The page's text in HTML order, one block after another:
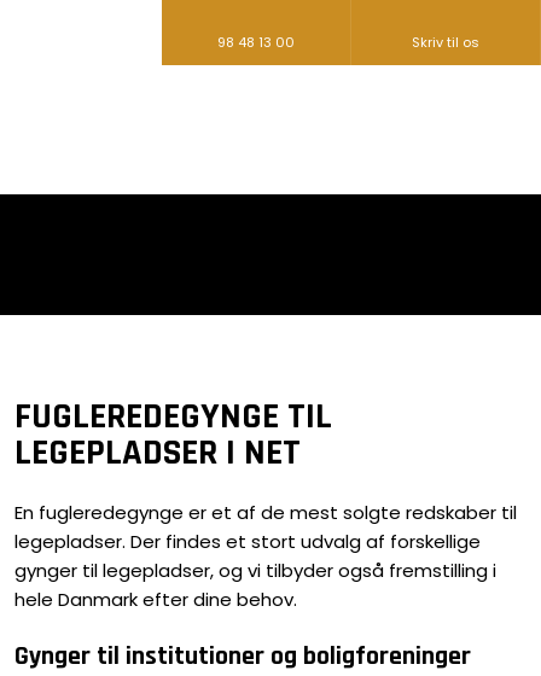
98 48 13 00 Skriv til os​
FUGLEREDEGYNGE TIL
LEGEPLADSER I NET​
En fugleredegynge er et af de mest solgte redskaber til
legepladser. Der findes et stort udvalg af forskellige
gynger til legepladser, og vi tilbyder også fremstilling i
hele Danmark efter dine behov.
Gynger til institutioner og boligforeninger